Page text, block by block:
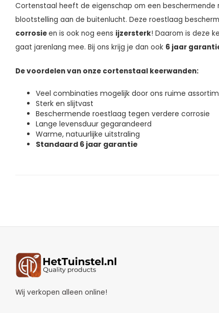
Cortenstaal heeft de eigenschap om een beschermende
blootstelling aan de buitenlucht. Deze roestlaag
corrosieen is ook nog eens ijzersterk! Daarom is deze
gaat jarenlang mee. Bij ons krijg je dan ook 6 jaar
De voordelen van onze cortenstaal keerwanden:
Veel combinaties mogelijk door ons ruime
Sterk en slijtvast
Beschermende roestlaag tegen verdere corrosie
Lange levensduur gegarandeerd
Warme, natuurlijke uitstraling
Standaard 6 jaar garantie
Wij verkopen alleen online!